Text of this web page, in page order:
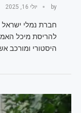
by יולי 16, 2025
חברת נמלי ישראל
להריסת מיכל
היסטורי ומורכב